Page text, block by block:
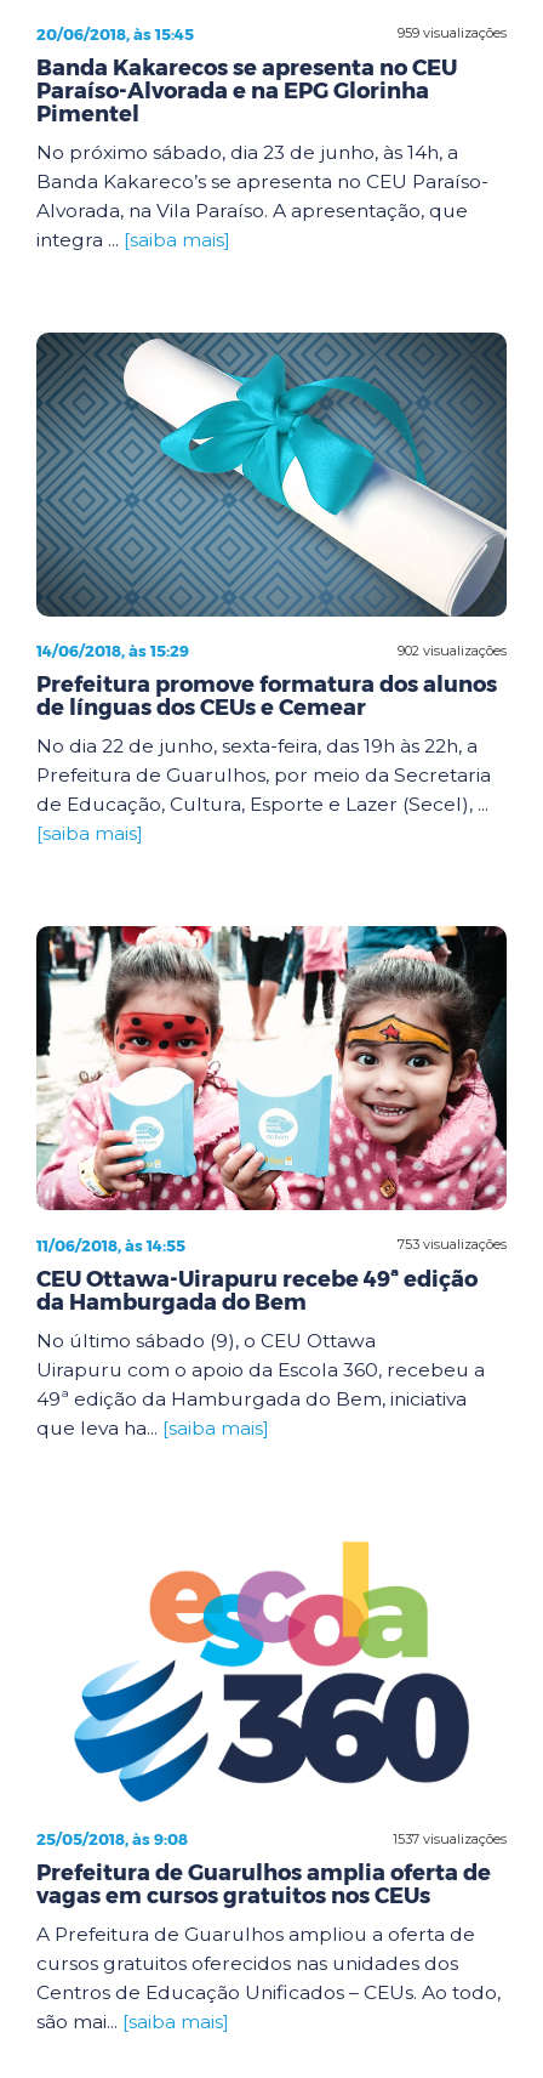
959 visualizações
20/06/2018, às 15:45
Banda Kakarecos se apresenta no CEU
Paraíso-Alvorada e na EPG Glorinha
Pimentel
No próximo sábado, dia 23 de junho, às 14h, a
Banda Kakareco’s se apresenta no CEU Paraíso-
Alvorada, na Vila Paraíso. A apresentação, que
integra ... [saiba mais]
902 visualizações
14/06/2018, às 15:29
Prefeitura promove formatura dos alunos
de línguas dos CEUs e Cemear
No dia 22 de junho, sexta-feira, das 19h às 22h, a
Prefeitura de Guarulhos, por meio da Secretaria
de Educação, Cultura, Esporte e Lazer (Secel), ...
[saiba mais]
753 visualizações
11/06/2018, às 14:55
CEU Ottawa-Uirapuru recebe 49ª edição
da Hamburgada do Bem
No último sábado (9), o CEU Ottawa
Uirapuru com o apoio da Escola 360, recebeu a
49ª edição da Hamburgada do Bem, iniciativa
que leva ha... [saiba mais]
1537 visualizações
25/05/2018, às 9:08
Prefeitura de Guarulhos amplia oferta de
vagas em cursos gratuitos nos CEUs
A Prefeitura de Guarulhos ampliou a oferta de
cursos gratuitos oferecidos nas unidades dos
Centros de Educação Unificados – CEUs. Ao todo,
são mai... [saiba mais]